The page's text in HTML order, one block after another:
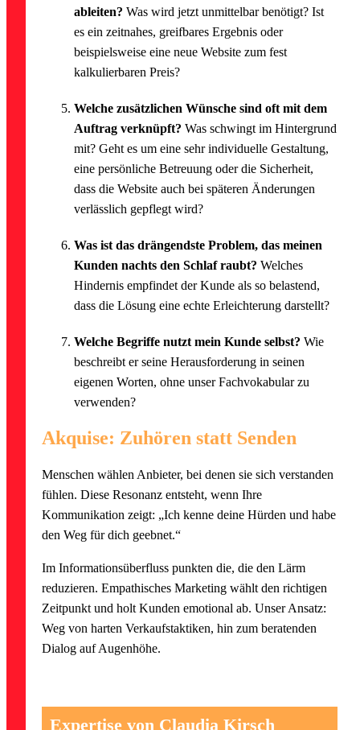
ableiten? Was wird jetzt unmittelbar benötigt? Ist
es ein zeitnahes, greifbares Ergebnis oder
beispielsweise eine neue Website zum fest
kalkulierbaren Preis?
Welche zusätzlichen Wünsche sind oft mit dem
Auftrag verknüpft? Was schwingt im Hintergrund
mit? Geht es um eine sehr individuelle Gestaltung,
eine persönliche Betreuung oder die Sicherheit,
dass die Website auch bei späteren Änderungen
verlässlich gepflegt wird?
Was ist das drängendste Problem, das meinen
Kunden nachts den Schlaf raubt? Welches
Hindernis empfindet der Kunde als so belastend,
dass die Lösung eine echte Erleichterung darstellt?
Welche Begriffe nutzt mein Kunde selbst? Wie
beschreibt er seine Herausforderung in seinen
eigenen Worten, ohne unser Fachvokabular zu
verwenden?
Akquise: Zuhören statt Senden
Menschen wählen Anbieter, bei denen sie sich verstanden
fühlen. Diese Resonanz entsteht, wenn Ihre
Kommunikation zeigt: „Ich kenne deine Hürden und habe
den Weg für dich geebnet.“
Im Informationsüberfluss punkten die, die den Lärm
reduzieren. Empathisches Marketing wählt den richtigen
Zeitpunkt und holt Kunden emotional ab. Unser Ansatz:
Weg von harten Verkaufstaktiken, hin zum beratenden
Dialog auf Augenhöhe.
Expertise von Claudia Kirsch